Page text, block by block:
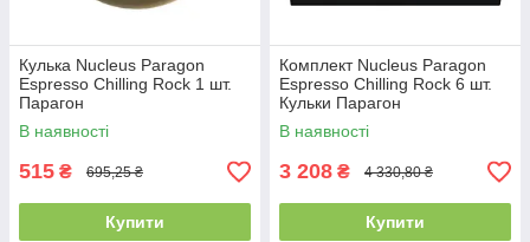
Кулька Nucleus Paragon
Espresso Chilling Rock 1 шт.
Парагон
В наявності
515 ₴ 695,25 ₴
Купити
Комплект Nucleus Paragon
Espresso Chilling Rock 6 шт.
Кульки Парагон
В наявності
3 208 ₴ 4 330,80 ₴
Купити